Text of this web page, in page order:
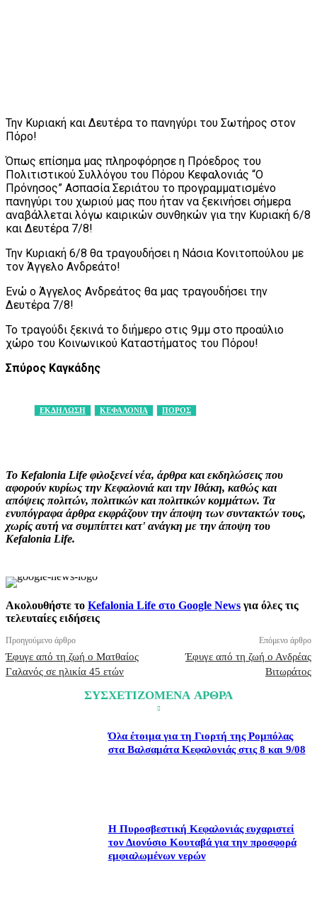
Την Κυριακή και Δευτέρα το πανηγύρι του Σωτήρος στον
Πόρο!
Όπως επίσημα μας πληροφόρησε η Πρόεδρος του
Πολιτιστικού Συλλόγου του Πόρου Κεφαλονιάς “Ο
Πρόνησος” Ασπασία Σεριάτου το προγραμματισμένο
πανηγύρι του χωριού μας που ήταν να ξεκινήσει σήμερα
αναβάλλεται λόγω καιρικών συνθηκών για την Κυριακή 6/8
και Δευτέρα 7/8!
Την Κυριακή 6/8 θα τραγουδήσει η Νάσια Κονιτοπούλου με
τον Άγγελο Ανδρεάτο!
Ενώ ο Άγγελος Ανδρεάτος θα μας τραγουδήσει την
Δευτέρα 7/8!
Το τραγούδι ξεκινά το διήμερο στις 9μμ στο προαύλιο
χώρο του Κοινωνικού Καταστήματος του Πόρου!
Σπύρος Καγκάδης
ΕΚΔΗΛΩΣΗ ΚΕΦΑΛΟΝΙΑ ΠΟΡΟΣ
Το Kefalonia Life φιλοξενεί νέα, άρθρα και εκδηλώσεις που
αφορούν κυρίως την Κεφαλονιά και την Ιθάκη, καθώς και
απόψεις πολιτών, πολιτικών και πολιτικών κομμάτων. Τα
ενυπόγραφα άρθρα εκφράζουν την άποψη των συντακτών τους,
χωρίς αυτή να συμπίπτει κατ' ανάγκη με την άποψη του
Kefalonia Life.
Ακολουθήστε το Kefalonia Life στο Google News για όλες τις
τελευταίες ειδήσεις
Προηγούμενο άρθρο
Έφυγε από τη ζωή ο Ματθαίος
Γαλανός σε ηλικία 45 ετών
Επόμενο άρθρο
Έφυγε από τη ζωή ο Ανδρέας
Βιτωράτος
ΣΥΣΧΕΤΙΖΟΜΕΝΑ ΑΡΘΡΑ
Όλα έτοιμα για τη Γιορτή της Ρομπόλας
στα Βαλσαμάτα Κεφαλονιάς στις 8 και 9/08
Η Πυροσβεστική Κεφαλονιάς ευχαριστεί
τον Διονύσιο Κουταβά για την προσφορά
εμφιαλωμένων νερών